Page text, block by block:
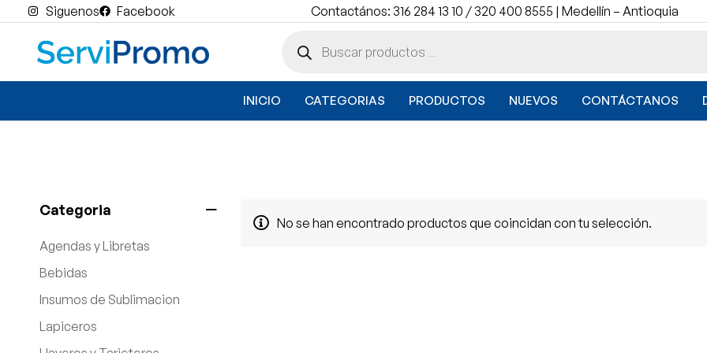
Siguenos Facebook Contactános: 316 284 13 10 / 320 400 8555 | Medellín – Antioquia
INICIO CATEGORIAS PRODUCTOS NUEVOS CONTÁCTANOS
Categoria
Agendas y Libretas
Bebidas
Insumos de Sublimacion
Lapiceros
No se han encontrado productos que coincidan con tu selección.